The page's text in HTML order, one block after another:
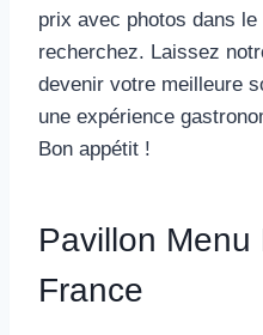
prix avec photos dans
recherchez. Laissez
devenir votre meilleure
une expérience
Bon appétit !
Pavillon Menu
France